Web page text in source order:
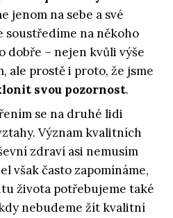
jenom na sebe a své
soustředíme na někoho
dobře – nejen kvůli výše
ale prostě i proto, že jsme
svou pozornost.
se na druhé lidi
Význam kvalitních
zdraví asi nemusím
však často zapomínáme,
života potřebujeme také
nebudeme žít kvalitní